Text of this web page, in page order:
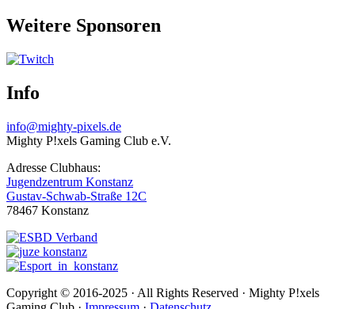
Weitere Sponsoren
Info
info@mighty-pixels.de
Mighty P!xels Gaming Club e.V.
Adresse Clubhaus:
Jugendzentrum Konstanz
Gustav-Schwab-Straße 12C
78467 Konstanz
Copyright © 2016-2025 · All Rights Reserved · Mighty P!xels